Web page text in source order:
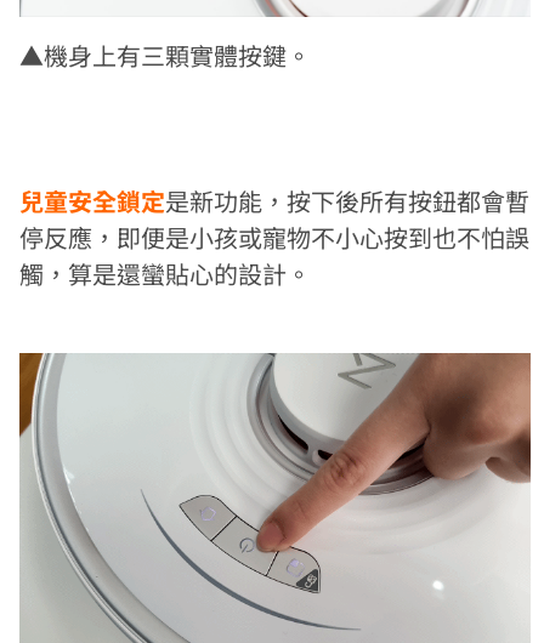
▲機身上有三顆實體按鍵。
兒童安全鎖定是新功能，按下後所有按鈕都會暫
停反應，即便是小孩或寵物不小心按到也不怕誤
觸，算是還蠻貼心的設計。